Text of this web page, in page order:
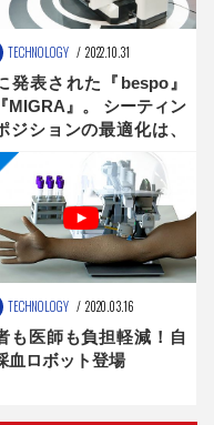
TECHNOLOGY 2022.10.31
発表された『bespo』
MIGRA』。 シーティン
ジションの最適化は、
代へ
TECHNOLOGY 2020.03.16
も医師も負担軽減！自
血ロボット登場